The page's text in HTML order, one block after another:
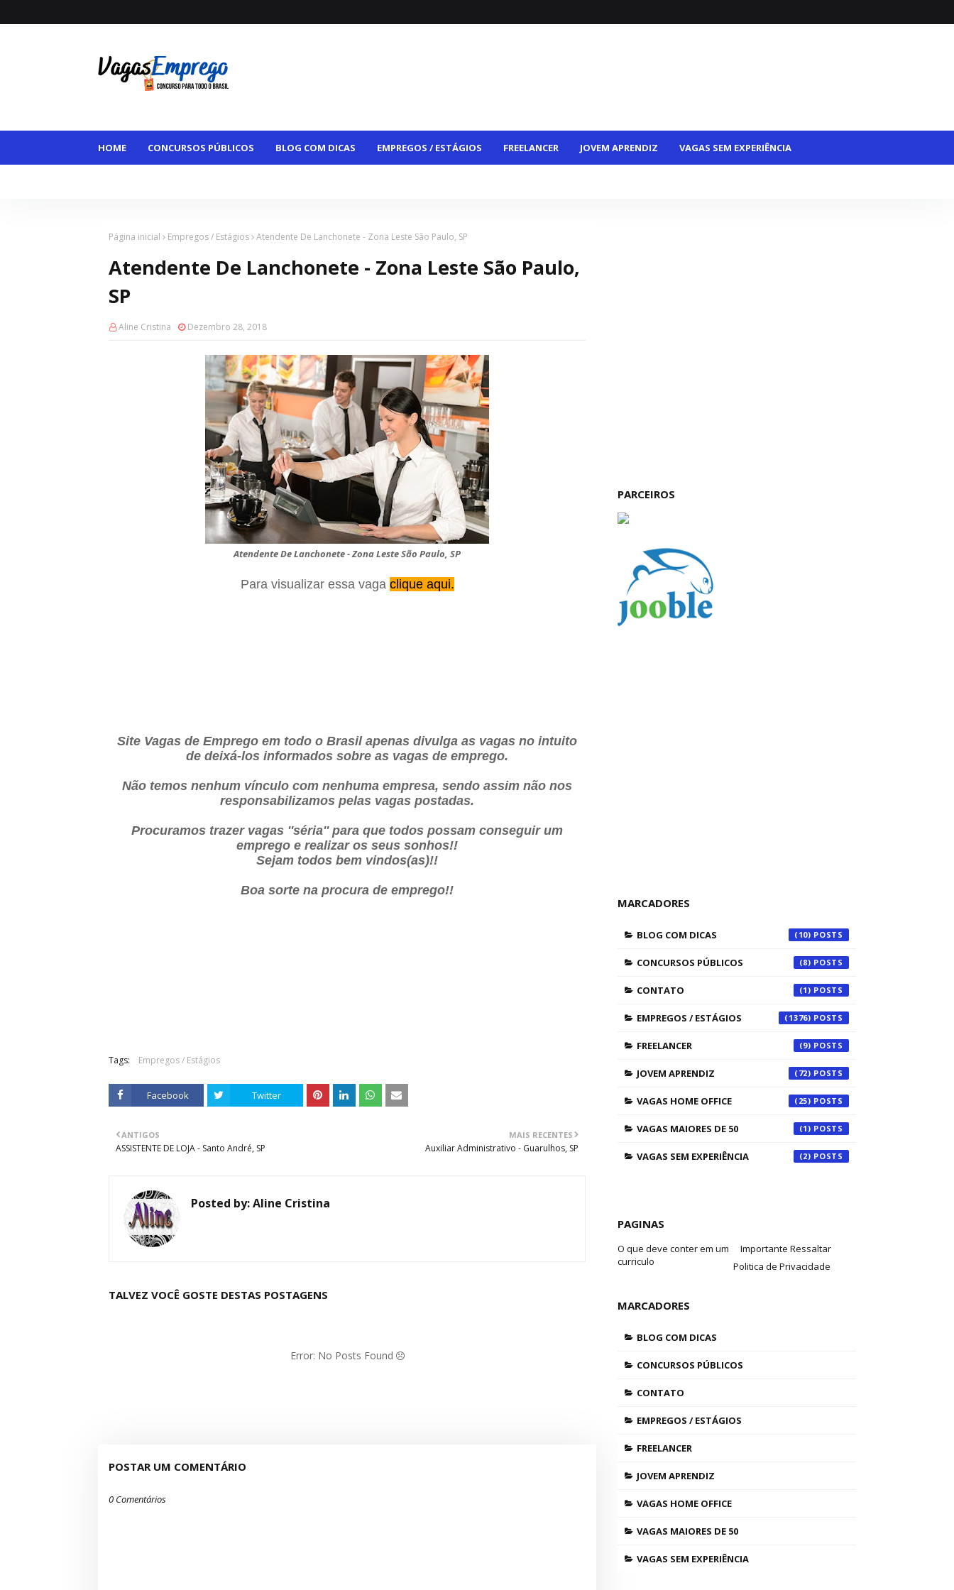
HOME CONCURSOS PÚBLICOS BLOG COM DICAS EMPREGOS / ESTÁGIOS FREELANCER JOVEM APRENDIZ VAGAS SEM EXPERIÊNCIA
Página inicial Empregos / Estágios Atendente De Lanchonete - Zona Leste São Paulo, SP
Atendente De Lanchonete - Zona Leste São Paulo,
SP
Aline Cristina Dezembro 28, 2018
Atendente De Lanchonete - Zona Leste São Paulo, SP
Para visualizar essa vaga clique aqui.
Site Vagas de Emprego em todo o Brasil apenas divulga as vagas no intuito
de deixá-los informados sobre as vagas de emprego.
Não temos nenhum vínculo com nenhuma empresa, sendo assim não nos
responsabilizamos pelas vagas postadas.
Procuramos trazer vagas ''séria'' para que todos possam conseguir um
emprego e realizar os seus sonhos!!
Sejam todos bem vindos(as)!!
Boa sorte na procura de emprego!!
Tags: Empregos / Estágios
Facebook Twitter
MAIS RECENTES
Auxiliar Administrativo - Guarulhos, SP
ANTIGOS
ASSISTENTE DE LOJA - Santo André, SP
Posted by:Aline Cristina
TALVEZ VOCÊ GOSTE DESTAS POSTAGENS
Error: No Posts Found
POSTAR UM COMENTÁRIO
0 Comentários
PARCEIROS
MARCADORES
BLOG COM DICAS (10)
CONCURSOS PÚBLICOS (8)
CONTATO (1)
EMPREGOS / ESTÁGIOS (1376)
FREELANCER (9)
JOVEM APRENDIZ (72)
VAGAS HOME OFFICE (25)
VAGAS MAIORES DE 50 (1)
VAGAS SEM EXPERIÊNCIA (2)
PAGINAS
O que deve conter em um
curriculo
Importante Ressaltar
Politica de Privacidade
MARCADORES
BLOG COM DICAS
CONCURSOS PÚBLICOS
CONTATO
EMPREGOS / ESTÁGIOS
FREELANCER
JOVEM APRENDIZ
VAGAS HOME OFFICE
VAGAS MAIORES DE 50
VAGAS SEM EXPERIÊNCIA